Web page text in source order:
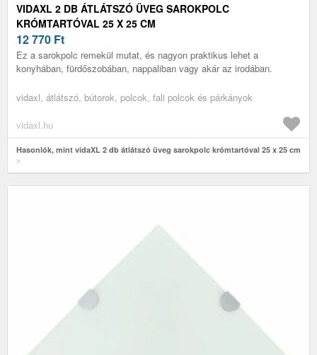
VIDAXL 2 DB ÁTLÁTSZÓ ÜVEG SAROKPOLC
KRÓMTARTÓVAL 25 X 25 CM
12 770 Ft
Ez a sarokpolc remekül mutat, és nagyon praktikus lehet a
konyhában, fürdőszobában, nappaliban vagy akár az irodában.
vidaxl, átlátszó, bútorok, polcok, fali polcok és párkányok
vidaxl.hu
Hasonlók, mint vidaXL 2 db átlátszó üveg sarokpolc krómtartóval 25 x 25 cm